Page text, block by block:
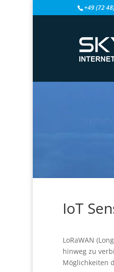
+49 (72
IoT
LoRaWAN
hinweg zu
Möglichkeiten